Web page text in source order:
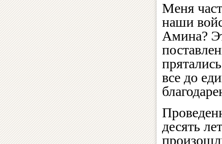
Меня
наши
Амина?
все до
десять